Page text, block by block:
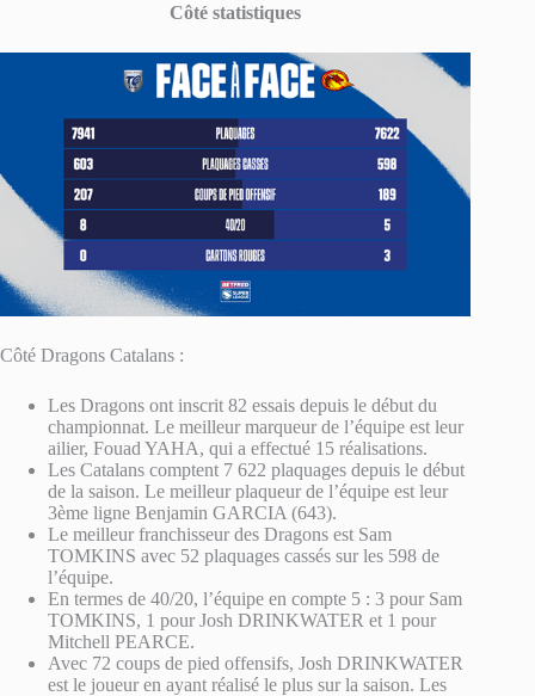
Côté statistiques
Côté Dragons Catalans :
Les Dragons ont inscrit 82 essais depuis le début du
championnat. Le meilleur marqueur de l’équipe est leur
ailier, Fouad YAHA, qui a effectué 15 réalisations.
Les Catalans comptent 7 622 plaquages depuis le début
de la saison. Le meilleur plaqueur de l’équipe est leur
3ème ligne Benjamin GARCIA (643).
Le meilleur franchisseur des Dragons est Sam
TOMKINS avec 52 plaquages cassés sur les 598 de
l’équipe.
En termes de 40/20, l’équipe en compte 5 : 3 pour Sam
TOMKINS, 1 pour Josh DRINKWATER et 1 pour
Mitchell PEARCE.
Avec 72 coups de pied offensifs, Josh DRINKWATER
est le joueur en ayant réalisé le plus sur la saison. Les